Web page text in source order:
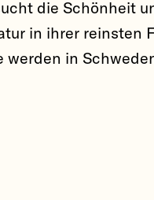
die Schönheit
in ihrer reinsten
werden in